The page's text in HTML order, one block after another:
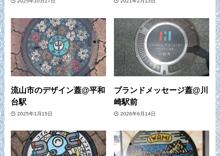
流山市のデザイン蓋@平和
台駅
2025年1月15日
ブランドメッセージ蓋@川
崎駅前
2026年6月14日